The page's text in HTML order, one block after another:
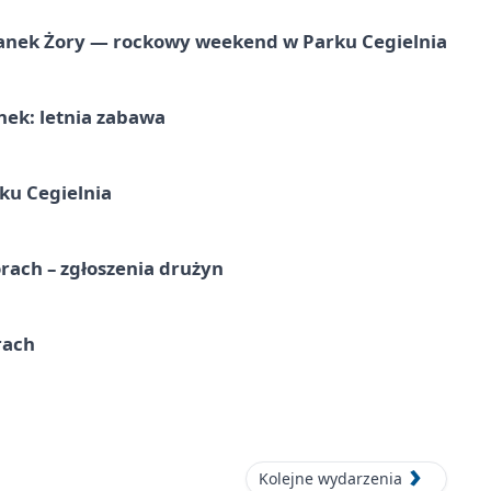
Żory — rockowy weekend w Parku Cegielnia
letnia zabawa
Cegielnia
– zgłoszenia drużyn
Kolejne wydarzenia